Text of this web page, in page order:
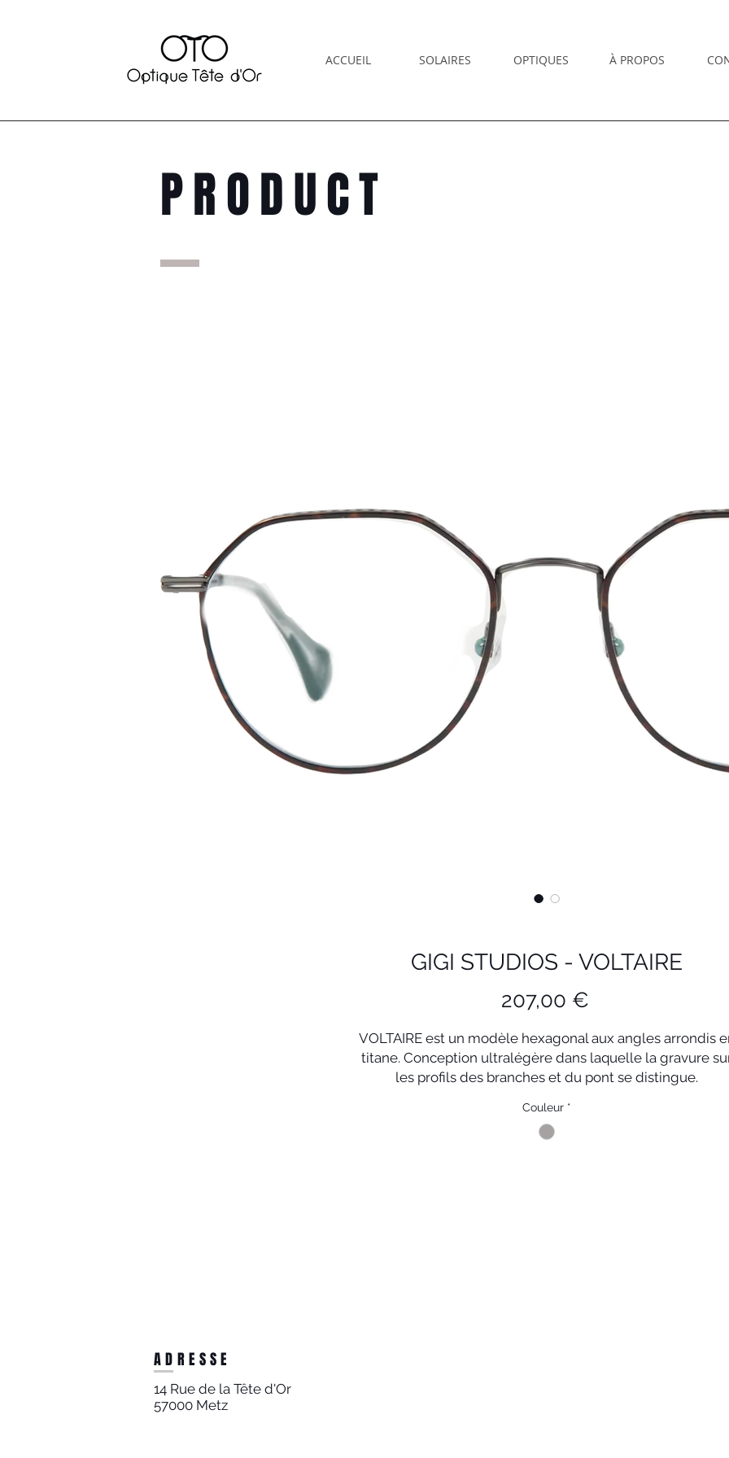
ACCUEIL SOLAIRES OPTIQUES À PROPOS
PRODUCT
GIGI STUDIOS - VOLTAIRE
207,00 €Prix
VOLTAIRE est un modèle hexagonal aux angles arrondis
titane. Conception ultralégère dans laquelle la gravure
les profils des branches et du pont se distingue.
Couleur *
ADRESSE
14 Rue de la Tête d'Or
57000 Metz